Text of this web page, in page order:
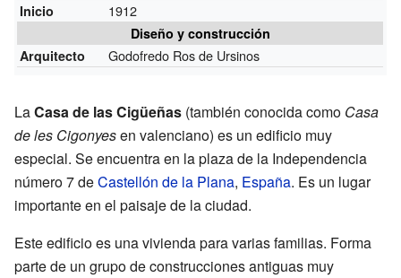
Inicio 1912
Diseño y construcción
Arquitecto
Godofredo Ros de Ursinos
LaCasa de las Cigüeñas (también conocida como Casa
de les Cigonyesen valenciano) es un edificio muy
especial. Se encuentra en la plaza de la Independencia
número 7 deCastellón de la Plana, España. Es un lugar
importante en el paisaje de la ciudad.
Este edificio es una vivienda para varias familias. Forma
parte de un grupo de construcciones antiguas muy